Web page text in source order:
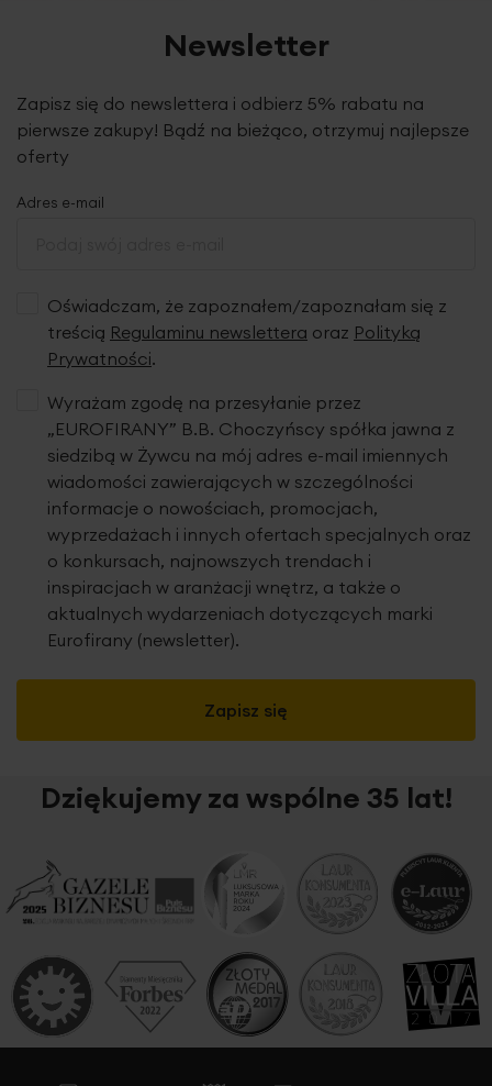
Newsletter
Zapisz się do newslettera i odbierz 5% rabatu na
pierwsze zakupy! Bądź na bieżąco, otrzymuj najlepsze
oferty
Adres e-mail
Oświadczam, że zapoznałem/zapoznałam się z
treścią Regulaminu newslettera oraz Polityką
Prywatności.
Zapisz się
Wyrażam zgodę na przesyłanie przez
„EUROFIRANY” B.B. Choczyńscy spółka jawna z
siedzibą w Żywcu na mój adres e-mail imiennych
wiadomości zawierających w szczególności
informacje o nowościach, promocjach,
wyprzedażach i innych ofertach specjalnych oraz
o konkursach, najnowszych trendach i
inspiracjach w aranżacji wnętrz, a także o
aktualnych wydarzeniach dotyczących marki
Eurofirany (newsletter).
Dziękujemy za wspólne 35 lat!